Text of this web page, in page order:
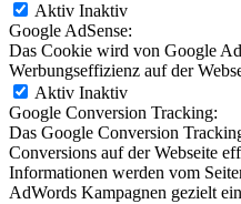
Aktiv Inaktiv
Google AdSense:
Das Cookie wird von Google
Werbungseffizienz auf der
Aktiv Inaktiv
Google Conversion Tracking:
Das Google Conversion
Conversions auf der Webseite
Informationen werden vom
AdWords Kampagnen gezielt